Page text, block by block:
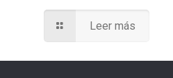
Leer más